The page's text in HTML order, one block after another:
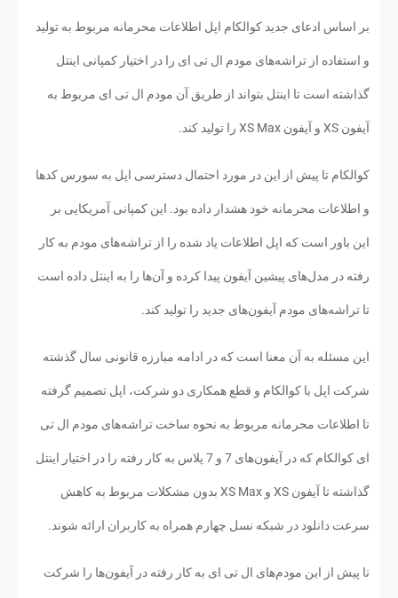
بر اساس ادعای جدید کوالکام اپل اطلاعات محرمانه مربوط به تولید
و استفاده از تراشه‌های مودم ال تی ای را در اختیار کمپانی اینتل
گذاشته است تا اینتل بتواند از طریق آن مودم ال تی ای مربوط به
آیفون XS و آیفون XS Max را تولید کند.
کوالکام تا پیش از این در مورد احتمال دسترسی اپل به سورس کدها
و اطلاعات محرمانه خود هشدار داده بود. این کمپانی آمریکایی بر
این باور است که اپل اطلاعات یاد شده را از تراشه‌های مودم به کار
رفته در مدل‌های پیشین آیفون پیدا کرده و آن‌ها را به اینتل داده است
تا تراشه‌های مودم آیفون‌های جدید را تولید کند.
این مسئله به آن معنا است که در ادامه مبارزه قانونی سال گذشته
شرکت اپل با کوالکام و قطع همکاری دو شرکت، اپل تصمیم گرفته
تا اطلاعات محرمانه مربوط به نحوه ساخت تراشه‌های مودم ال تی
ای کوالکام که در آیفون‌های 7 و 7 پلاس به کار رفته را در اختیار اینتل
گذاشته تا آیفون XS و XS Max بدون مشکلات مربوط به کاهش
سرعت دانلود در شبکه نسل چهارم همراه به کاربران ارائه شوند.
تا پیش از این مودم‌های ال تی ای به کار رفته در آیفون‌ها را شرکت